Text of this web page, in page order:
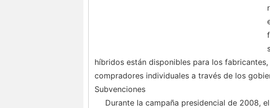
híbridos están disponibles para los
compradores individuales a través de los
Subvenciones
Durante la campaña presidencial de 2008,